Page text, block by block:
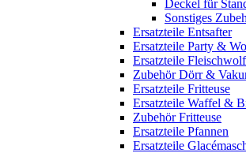
Deckel für
Sonstiges
Ersatzteile Entsafter
Ersatzteile Party &
Ersatzteile Fleischwolf
Zubehör Dörr &
Ersatzteile Fritteuse
Ersatzteile Waffel &
Zubehör Fritteuse
Ersatzteile Pfannen
Ersatzteile